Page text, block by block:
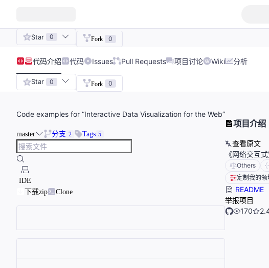
Star 0 Fork 0
代码介绍 代码 Issues Pull Requests 项目讨论 Wiki 分析
Star 0 Fork 0
Code examples for “Interactive Data Visualization for the Web”
master 分支 2 Tags 5
IDE
下载zip
Clone
项目介绍
查看原文
《网络交互
Others
定制我的领
README
举报项目
170